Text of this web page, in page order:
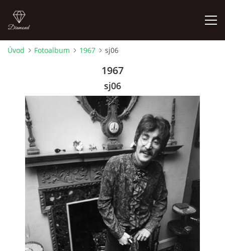
HISTORIE - JAK TO ZAČALO
HISTORIE - BEATLEMANIE
HISTORIE - SERŽANT PEPŘ
HISTORIE - KONEC LEGENDY
HISTORIE - ...PO BEATLES
Úvod Fotoalbum 1967 sj06
1967
sj06